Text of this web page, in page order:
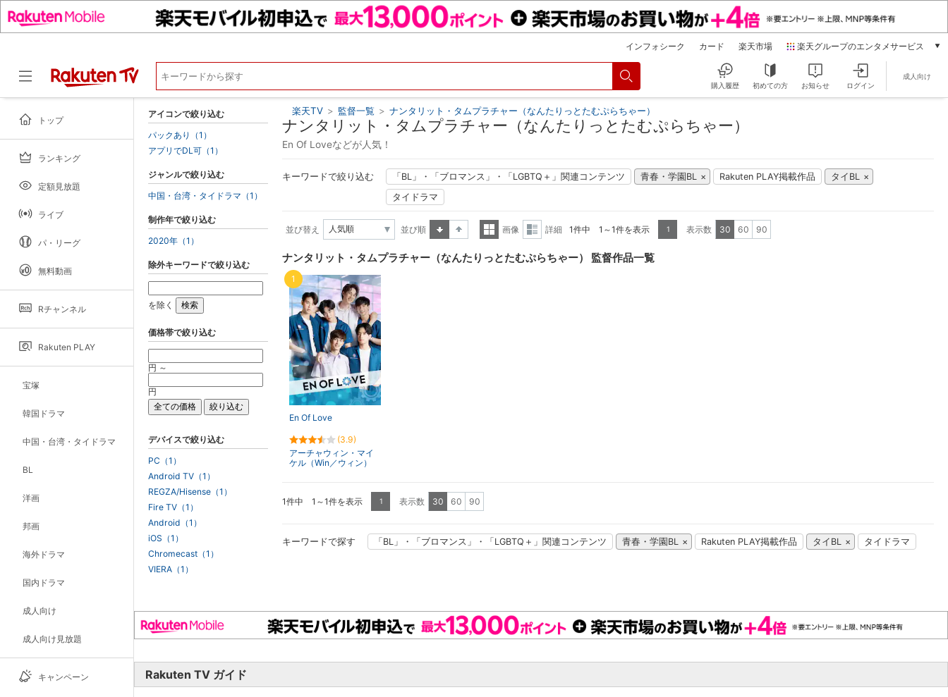
インフォシーク カード 楽天市場 楽天グループのエンタメサービス
本/ゲーム/CD/DVD
雑誌読み放題
楽天マガジン
動画配信
購入履歴 初めての方 お知らせ ログイン
成人向け
トップ
ランキング
定額見放題
ライブ
パ・リーグ
無料動画
Rチャンネル
Rakuten PLAY
宝塚
韓国ドラマ
中国・台湾・タイドラマ
BL
洋画
邦画
海外ドラマ
国内ドラマ
成人向け
成人向け見放題
キャンペーン
楽天TV > 監督一覧 > ナンタリット・タムプラチャー（なんたりっとたむぷらちゃー）
ナンタリット・タムプラチャー（なんたりっとたむぷらちゃー）
En Of Loveなどが人気！
キーワードで絞り込む 「BL」・「ブロマンス」・「LGBTQ＋」関連コンテンツ 青春・学園BL Rakuten PLAY掲載作品
タイBL
タイドラマ
並び替え
並び順
表示
画像
表示
詳細 1件中 1～1件を表示 1 表示数 30 60 90
ナンタリット・タムプラチャー（なんたりっとたむぷらちゃー） 監督作品一覧
En Of Love
(3.9)
アーチャウィン・マイ
ケル（Win／ウィン）
1
1件中 1～1件を表示 1 表示数 30 60 90
キーワードで探す 「BL」・「ブロマンス」・「LGBTQ＋」関連コンテンツ 青春・学園BL Rakuten PLAY掲載作品 タイBL タイドラマ
アイコンで絞り込む
パックあり（1）
アプリでDL可（1）
ジャンルで絞り込む
中国・台湾・タイドラマ（1）
制作年で絞り込む
2020年（1）
除外キーワードで絞り込む
を除く
価格帯で絞り込む
円 ～
円
デバイスで絞り込む
PC（1）
Android TV（1）
REGZA/Hisense（1）
Fire TV（1）
Android（1）
iOS（1）
Chromecast（1）
VIERA（1）
Rakuten TV ガイド